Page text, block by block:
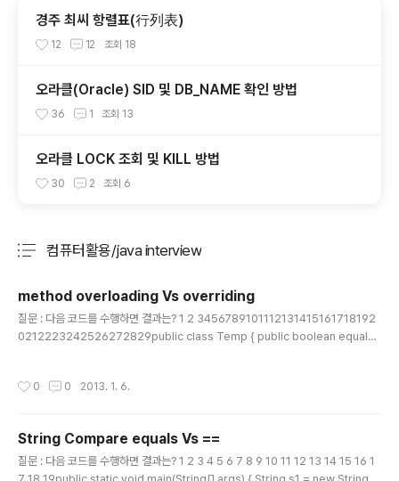
경주 최씨 항렬표(行列表)
12 12 조회 18
오라클(Oracle) SID 및 DB_NAME 확인 방법
36 1 조회 13
오라클 LOCK 조회 및 KILL 방법
30 2 조회 6
컴퓨터활용/java interview
method overloading Vs overriding
질문 : 다음 코드를 수행하면 결과는? 1 2 3456789101112131415161718192
0212223242526272829public class Temp { public boolean equals(
new Temp(); Object o2 = new Temp(); Temp o3 = new Temp(); Temp
0 0 2013. 1. 6.
String Compare equals Vs ==
질문 : 다음 코드를 수행하면 결과는? 1 2 3 4 5 6 7 8 9 10 11 12 13 14 15 16 1